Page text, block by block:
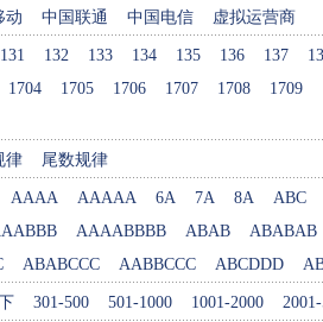
动 中国联通 中国电信 虚拟运营商
131 132 133 134 135 136 137
1704 1705 1706 1707 1708 1709
律 尾数规律
AAAA AAAAA 6A 7A 8A
ABC
AAAABBBB ABAB
ABABAB
ABABCCC AABBCCC ABCDDD
301-500 501-1000 1001-2000